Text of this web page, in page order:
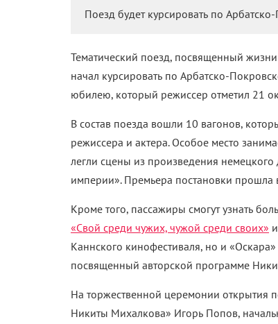
Поезд будет курсировать по
Тематический поезд, посвященный
начал курсировать по Арбатско-
юбилею, который режиссер отметил 21
В состав поезда вошли 10 вагонов,
режиссера и актера. Особое место
легли сцены из произведения немецкого
империи». Премьера постановки
Кроме того, пассажиры смогут узнать
«Свой среди чужих, чужой среди своих»
Каннского кинофестиваля, но и
посвященный авторской программе
На торжественной церемонии открытия
Никиты Михалкова» Игорь Попов,